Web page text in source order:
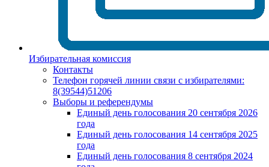
Избирательная комиссия
Контакты
Телефон горячей линии связи с избирателями:
8(39544)51206
Выборы и референдумы
Единый день голосования 20 сентября 2026
года
Единый день голосования 14 сентября 2025
года
Единый день голосования 8 сентября 2024